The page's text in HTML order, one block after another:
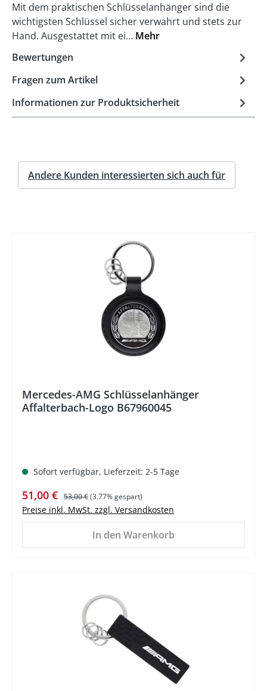
Mit dem praktischen Schlüsselanhänger sind die
wichtigsten Schlüssel sicher verwahrt und stets zur
Hand. Ausgestattet mit ei… Mehr
Bewertungen
Fragen zum Artikel
Informationen zur Produktsicherheit
Andere Kunden interessierten sich auch für
Mercedes-AMG Schlüsselanhänger
Affalterbach-Logo B67960045
Sofort verfügbar, Lieferzeit: 2-5 Tage
Verkaufspreis:
51,00 € Regulärer Preis:
53,00 €(3.77% gespart)
Preise inkl. MwSt. zzgl. Versandkosten
In den Warenkorb